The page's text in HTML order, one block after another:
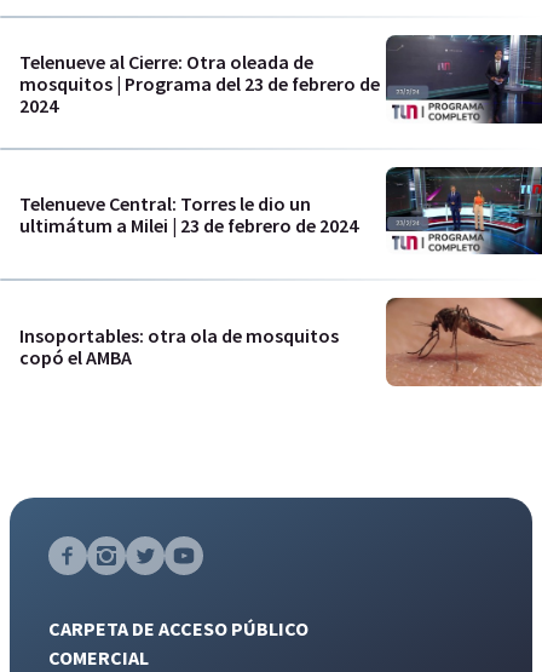
Telenueve al Cierre: Otra oleada de
mosquitos | Programa del 23 de febrero de
2024
Telenueve Central: Torres le dio un
ultimátum a Milei | 23 de febrero de 2024
Insoportables: otra ola de mosquitos
copó el AMBA
CARPETA DE ACCESO PÚBLICO
COMERCIAL